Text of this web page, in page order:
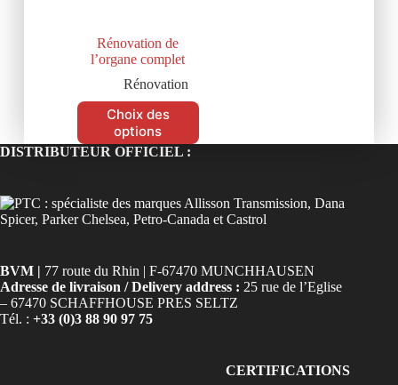
Rénovation de
l’organe complet
Rénovation
Choix des
options
DISTRIBUTEUR OFFICIEL :
BVM | 77 route du Rhin | F-67470 MUNCHHAUSEN
Adresse de livraison / Delivery address : 25 rue de l’Eglise
– 67470 SCHAFFHOUSE PRES SELTZ
Tél. : +33 (0)3 88 90 97 75
CERTIFICATIONS